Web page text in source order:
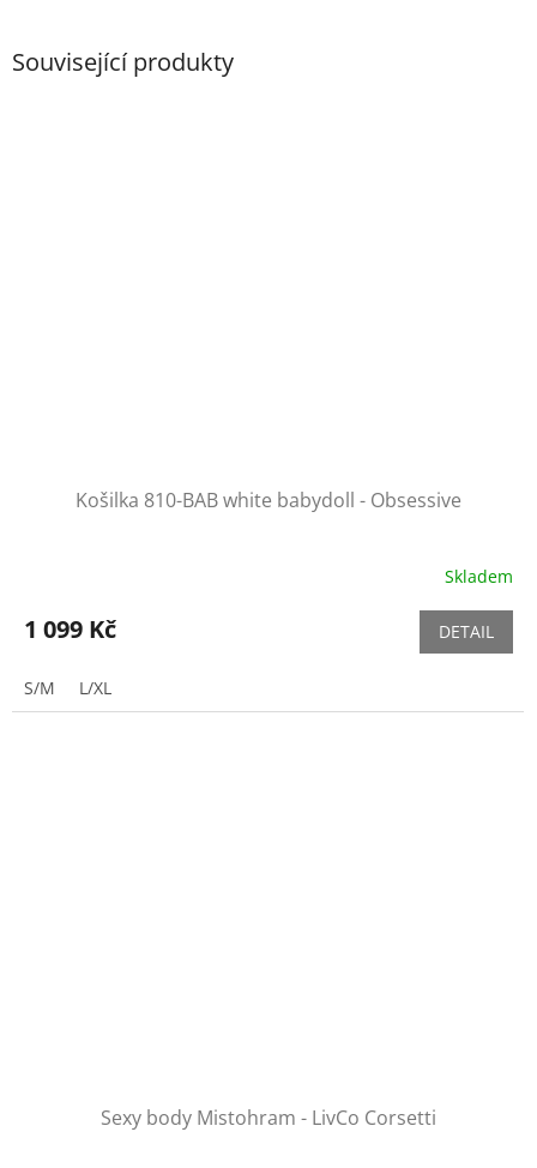
Související produkty
Košilka 810-BAB white babydoll - Obsessive
Skladem
1 099 Kč DETAIL
S/M L/XL
Sexy body Mistohram - LivCo Corsetti